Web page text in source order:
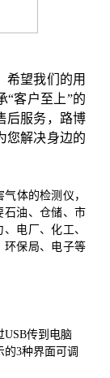
希望我们的用
“客户至上”的
后服务，路博
决身边的
体的检测仪，
石油、仓储、市
电厂、化工、
环保局、电子等
USB传到电脑
3种界面可调